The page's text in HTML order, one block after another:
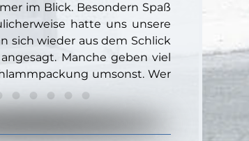
im Blick. Besondern Spaß
hatte uns unsere
sich wieder aus dem Schlick
Manche geben viel
umsonst. Wer